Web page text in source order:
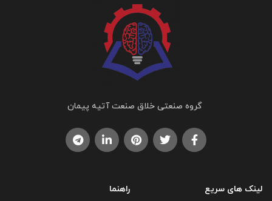
گروه صنعتی خلاق صنعت آتیه پیمان
لینک های سریع
راهنما